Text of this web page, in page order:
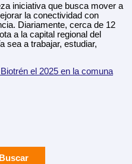
iniciativa que busca mover a
la conectividad con
Diariamente, cerca de 12
a la capital regional del
sea a trabajar, estudiar,
el 2025 en la comuna
Buscar